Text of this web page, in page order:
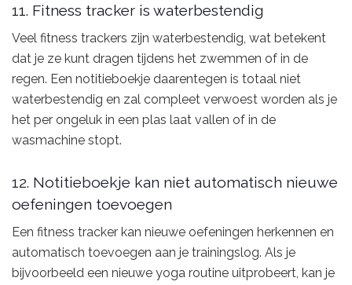
11. Fitness tracker is waterbestendig
Veel fitness trackers zijn waterbestendig, wat betekent
dat je ze kunt dragen tijdens het zwemmen of in de
regen. Een notitieboekje daarentegen is totaal niet
waterbestendig en zal compleet verwoest worden als je
het per ongeluk in een plas laat vallen of in de
wasmachine stopt.
12. Notitieboekje kan niet automatisch nieuwe
oefeningen toevoegen
Een fitness tracker kan nieuwe oefeningen herkennen en
automatisch toevoegen aan je trainingslog. Als je
bijvoorbeeld een nieuwe yoga routine uitprobeert, kan je